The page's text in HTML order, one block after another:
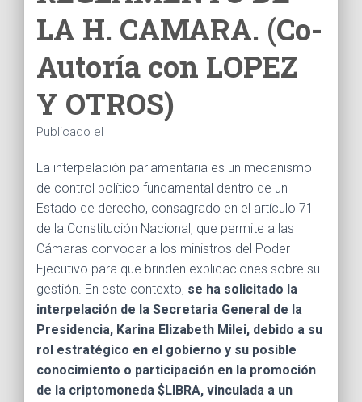
LA H. CAMARA. (Co-
Autoría con LOPEZ
Y OTROS)
Publicado el
La interpelación parlamentaria es un mecanismo
de control político fundamental dentro de un
Estado de derecho, consagrado en el artículo 71
de la Constitución Nacional, que permite a las
Cámaras convocar a los ministros del Poder
Ejecutivo para que brinden explicaciones sobre su
gestión. En este contexto, se ha solicitado la
interpelación de la Secretaria General de la
Presidencia, Karina Elizabeth Milei, debido a su
rol estratégico en el gobierno y su posible
conocimiento o participación en la promoción
de la criptomoneda $LIBRA, vinculada a un